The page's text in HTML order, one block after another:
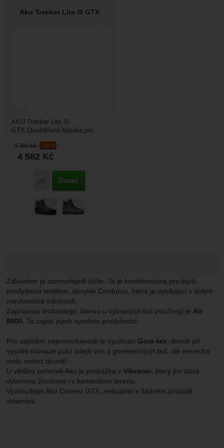
Aku Trekker Lite III GTX
5 390Kč -15 %
4 582 Kč
Přidat 'Aku Trekker Lite III GTX' k porovnání
Detail
AKU Trekker Lite III
GTX:Osvědčená klasika pro
III GTX je třetí generací...
Základem je samozřejmě kůže. Ta je kombinována pro lepší
prodyšnost textilem, obvykle Cordurou, která je vynikající v dobré
mechanické odolnosti.
Zajímavou technologií, kterou u vybraných bot používají je Air
8000 . Ta zajistí jejich vysokou prodyšnost.
Pro zajištění nepromokavosti je využíván Gore-tex , dovolí při
vysoké námaze potu odejít ven z goretexových bot, ale nenechá
vodu natéct dovnitř.
U většiny pohorek Aku je podrážka zVibramu , který jim dává
výbornou životnost i v kamenitém terénu.
Vyzkoušejte Aku Conero GTX, nebudete v žádném případě
zklamáni.